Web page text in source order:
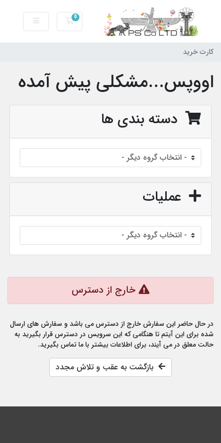
0 کارت خرید
کارت خرید
اووپس...مشکلی پیش آمده
دسته بندی ها
عملیات
خارج از دسترس
در حال حاضر این سفارش خارج از دسترس می باشد و سفارش های ارسال
شده برای این آیتم تا هنگامی که این سرویس در دسترس قرار بگیرید به
حالت معلق در می آیند، برای اطلاعات بیشتر با ما تماس بگیرید.
بازگشت به عقب و تلاش مجدد